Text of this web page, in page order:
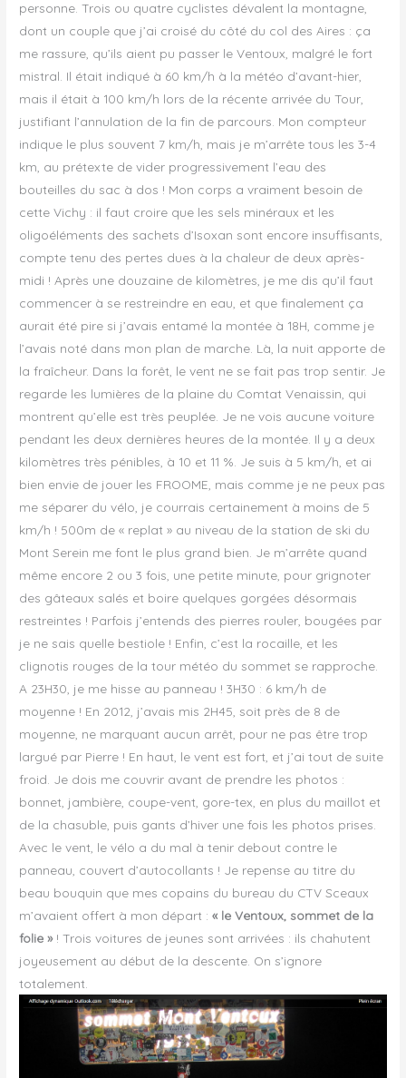
personne. Trois ou quatre cyclistes dévalent la montagne,
dont un couple que j’ai croisé du côté du col des Aires : ça
me rassure, qu’ils aient pu passer le Ventoux, malgré le fort
mistral. Il était indiqué à 60 km/h à la météo d’avant-hier,
mais il était à 100 km/h lors de la récente arrivée du Tour,
justifiant l’annulation de la fin de parcours. Mon compteur
indique le plus souvent 7 km/h, mais je m’arrête tous les 3-4
km, au prétexte de vider progressivement l’eau des
bouteilles du sac à dos ! Mon corps a vraiment besoin de
cette Vichy : il faut croire que les sels minéraux et les
oligoéléments des sachets d’Isoxan sont encore insuffisants,
compte tenu des pertes dues à la chaleur de deux après-
midi ! Après une douzaine de kilomètres, je me dis qu’il faut
commencer à se restreindre en eau, et que finalement ça
aurait été pire si j’avais entamé la montée à 18H, comme je
l’avais noté dans mon plan de marche. Là, la nuit apporte de
la fraîcheur. Dans la forêt, le vent ne se fait pas trop sentir. Je
regarde les lumières de la plaine du Comtat Venaissin, qui
montrent qu’elle est très peuplée. Je ne vois aucune voiture
pendant les deux dernières heures de la montée. Il y a deux
kilomètres très pénibles, à 10 et 11 %. Je suis à 5 km/h, et ai
bien envie de jouer les FROOME, mais comme je ne peux pas
me séparer du vélo, je courrais certainement à moins de 5
km/h ! 500m de « replat » au niveau de la station de ski du
Mont Serein me font le plus grand bien. Je m’arrête quand
même encore 2 ou 3 fois, une petite minute, pour grignoter
des gâteaux salés et boire quelques gorgées désormais
restreintes ! Parfois j’entends des pierres rouler, bougées par
je ne sais quelle bestiole ! Enfin, c’est la rocaille, et les
clignotis rouges de la tour météo du sommet se rapproche.
A 23H30, je me hisse au panneau ! 3H30 : 6 km/h de
moyenne ! En 2012, j’avais mis 2H45, soit près de 8 de
moyenne, ne marquant aucun arrêt, pour ne pas être trop
largué par Pierre ! En haut, le vent est fort, et j’ai tout de suite
froid. Je dois me couvrir avant de prendre les photos :
bonnet, jambière, coupe-vent, gore-tex, en plus du maillot et
de la chasuble, puis gants d’hiver une fois les photos prises.
Avec le vent, le vélo a du mal à tenir debout contre le
panneau, couvert d’autocollants ! Je repense au titre du
beau bouquin que mes copains du bureau du CTV Sceaux
m’avaient offert à mon départ : « le Ventoux, sommet de la
folie » ! Trois voitures de jeunes sont arrivées : ils chahutent
joyeusement au début de la descente. On s’ignore
totalement.